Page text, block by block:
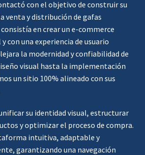
con el objetivo de construir su
venta y distribución de gafas
en crear un e-commerce
con una experiencia de usuario
la modernidad y confiabilidad de
visual hasta la implementación
un sitio 100% alineado con sus
su identidad visual, estructurar
y optimizar el proceso de compra.
intuitiva, adaptable y
garantizando una navegación